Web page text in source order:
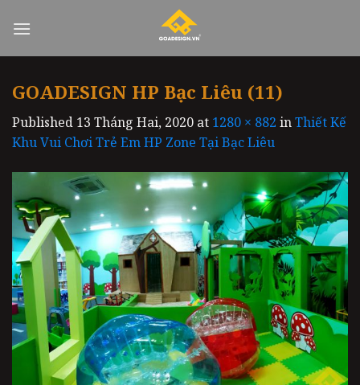
GOADESIGN HP Bạc Liêu (11)
Published 13 Tháng Hai, 2020 at 1280 × 882 inThiết Kế
Khu Vui Chơi Trẻ Em HP Zone Tại Bạc Liêu